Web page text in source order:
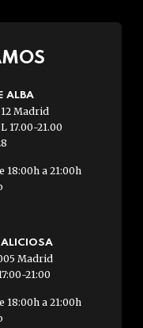
ALBA
Madrid
17.00-21.00
18:00h a 21:00h
Madrid
21:00
18:00h a 21:00h